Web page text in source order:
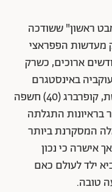
ראשון" ששודכה
מעדשות הפפראצי
ארוכים, כשרק
שיתפה את 49.8 אלף עוקביה באינסטגרם
שהיא בהיריון. בסדרת תמונות מרגשת, קופרברג (40) חשפה
בראיונות התגלתה
המסקרנת ביותר
אישרה כי נכון
ילד לעולם כאם
טובה.